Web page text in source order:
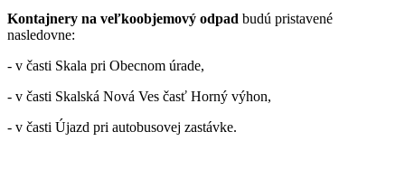
Kontajnery na veľkoobjemový odpad budú pristavené
nasledovne:
- v časti Skala pri Obecnom úrade,
- v časti Skalská Nová Ves časť Horný výhon,
- v časti Újazd pri autobusovej zastávke.